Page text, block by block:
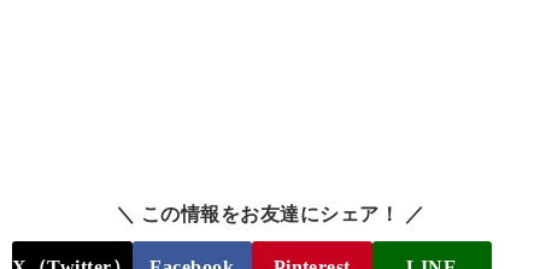
＼ この情報をお友達にシェア！ ／